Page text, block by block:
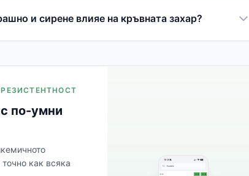
и сирене влияе на кръвната захар?
по-умни
как всяка